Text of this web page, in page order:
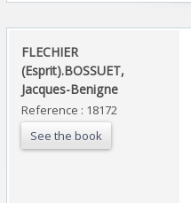
‎FLECHIER
(Esprit).BOSSUET,
Jacques-Benigne‎
Reference : 18172
See the book